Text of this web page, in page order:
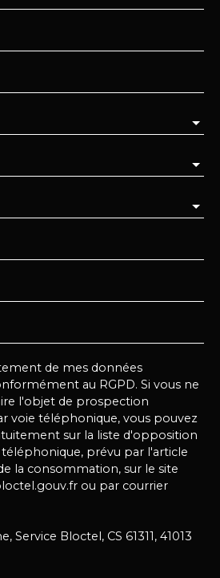
de mes données
au RGPD. Si vous ne
l'objet de prospection
voie téléphonique, vous pouvez
sur la liste d'opposition
prévu par l'article
la consommation, sur le site
ou par courrier
Service Bloctel, CS 61311, 41013